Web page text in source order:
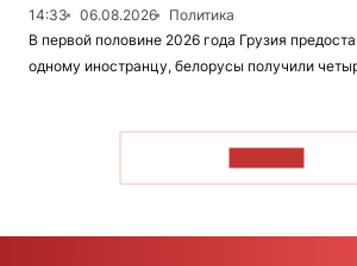
14:33
06.08.2026
Политика
В первой половине 2026 года Грузия
одному иностранцу, белорусы получили